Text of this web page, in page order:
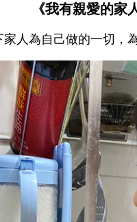
《我有親愛的家
人為自己做的一切，